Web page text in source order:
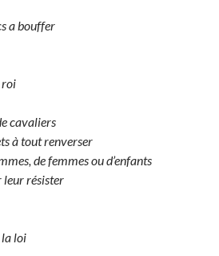
a bouffer
roi
cavaliers
à tout renverser
de femmes ou d’enfants
leur résister
la loi